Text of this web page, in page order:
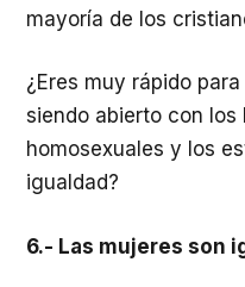
mayoría de los
¿Eres muy rápido
siendo abierto con los
homosexuales y los
igualdad?
6.- Las mujeres son